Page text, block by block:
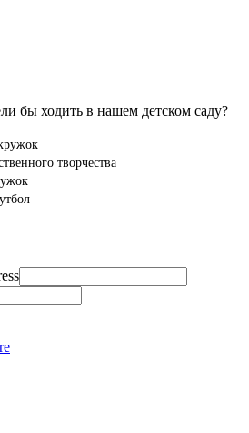
бы ходить в нашем детском саду?
творчества